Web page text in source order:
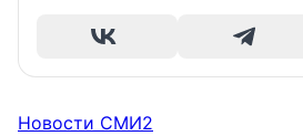
Новости СМИ2